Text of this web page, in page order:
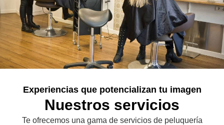
Experiencias que potencializan tu imagen
Nuestros servicios
Te ofrecemos una gama de servicios de peluquería